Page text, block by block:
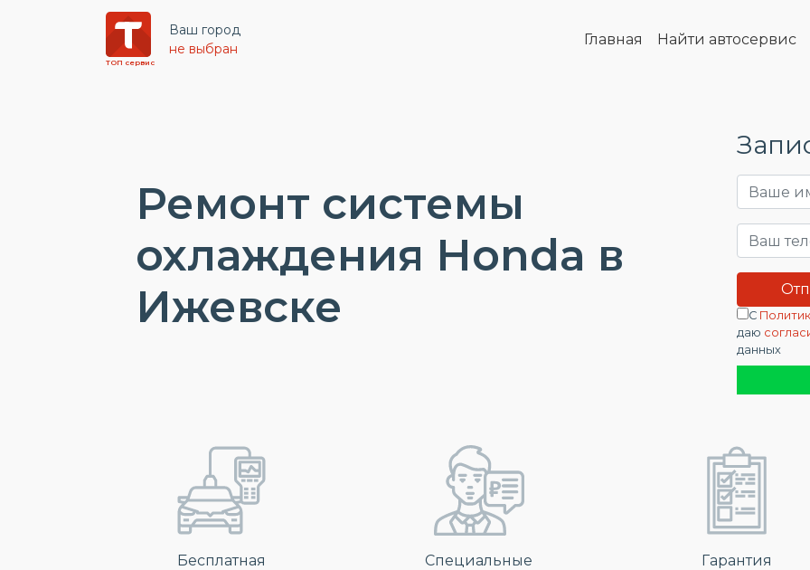
ТОП сервис
Ваш город
не выбран
Главная Найти автосервис
Ремонт системы
охлаждения Honda в
Ижевске
С
даю
данных
Бесплатная
Специальные
Гарантия